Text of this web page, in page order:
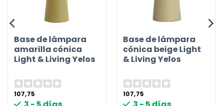
Base de lámpara
amarilla cónica
Light & Living Yelos
107,75
Base de lámpara
cónica beige Light
& Living Yelos
107,75